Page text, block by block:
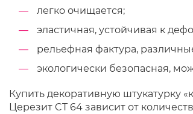
легко очищается;
эластичная, устойчивая к
рельефная фактура,
экологически безопасная,
Купить декоративную штукатурку
Церезит CT 64 зависит от